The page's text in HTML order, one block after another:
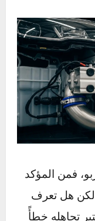
فمن المؤكد